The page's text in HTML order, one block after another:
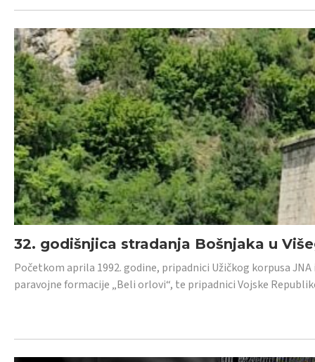
32. godišnjica stradanja Bošnjaka u
Početkom aprila 1992. godine, pripadnici Užičkog korpusa
paravojne formacije „Beli orlovi“, te pripadnici Vojske